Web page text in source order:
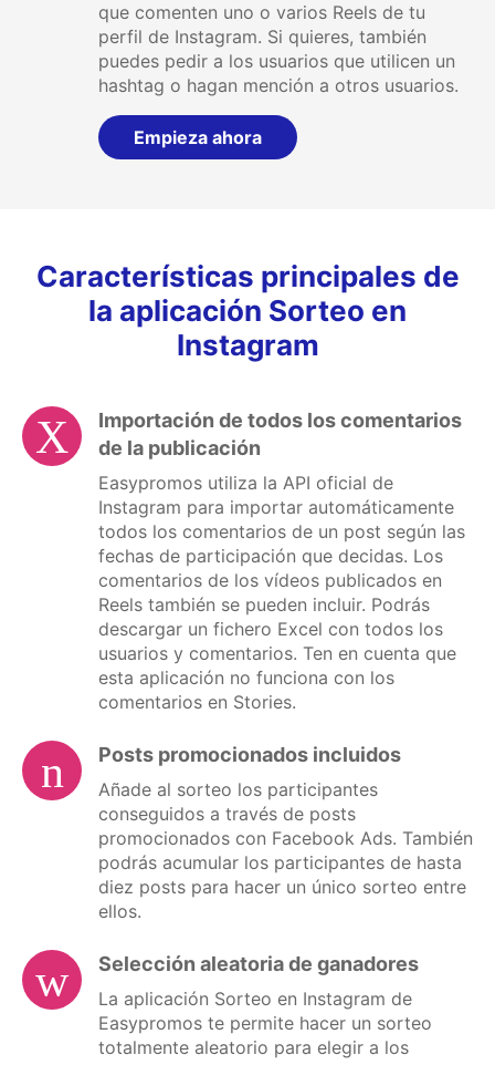
que comenten uno o varios Reels de tu
perfil de Instagram. Si quieres, también
puedes pedir a los usuarios que utilicen un
hashtag o hagan mención a otros usuarios.
Empieza ahora
Características principales de
la aplicación Sorteo en
Instagram
Importación de todos los comentarios
de la publicación
Easypromos utiliza la API oficial de
Instagram para importar automáticamente
todos los comentarios de un post según las
fechas de participación que decidas. Los
comentarios de los vídeos publicados en
Reels también se pueden incluir. Podrás
descargar un fichero Excel con todos los
usuarios y comentarios. Ten en cuenta que
esta aplicación no funciona con los
comentarios en Stories.
Posts promocionados incluidos
Añade al sorteo los participantes
conseguidos a través de posts
promocionados con Facebook Ads. También
podrás acumular los participantes de hasta
diez posts para hacer un único sorteo entre
ellos.
Selección aleatoria de ganadores
La aplicación Sorteo en Instagram de
Easypromos te permite hacer un sorteo
totalmente aleatorio para elegir a los